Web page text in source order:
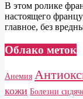
В этом ролике
настоящего
главное, без
Облако меток
Анемия
кожи Болезни